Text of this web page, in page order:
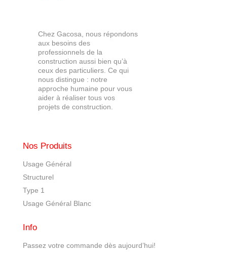
Chez Gacosa, nous répondons
aux besoins des
professionnels de la
construction aussi bien qu’à
ceux des particuliers. Ce qui
nous distingue : notre
approche humaine pour vous
aider à réaliser tous vos
projets de construction.
Nos Produits
Usage Général
Structurel
Type 1
Usage Général Blanc
Info
Passez votre commande dès aujourd’hui!